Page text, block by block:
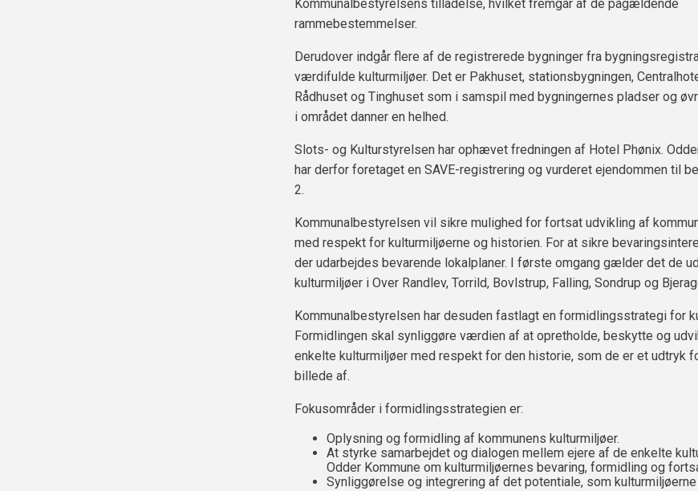
Kommunalbestyrelsens tilladelse, hvilket fremgår af de pågældende
rammebestemmelser.
Derudover indgår flere af de registrerede bygninger fra
værdifulde kulturmiljøer. Det er Pakhuset, stationsbygningen,
Rådhuset og Tinghuset som i samspil med bygningernes pladser og
i området danner en helhed.
Slots- og Kulturstyrelsen har ophævet fredningen af Hotel Phønix.
har derfor foretaget en SAVE-registrering og vurderet ejendommen til
2.
Kommunalbestyrelsen vil sikre mulighed for fortsat udvikling af
med respekt for kulturmiljøerne og historien. For at sikre
der udarbejdes bevarende lokalplaner. I første omgang gælder det de
kulturmiljøer i Over Randlev, Torrild, Bovlstrup, Falling, Sondrup og
Kommunalbestyrelsen har desuden fastlagt en formidlingsstrategi for
Formidlingen skal synliggøre værdien af at opretholde, beskytte og
enkelte kulturmiljøer med respekt for den historie, som de er et udtryk
billede af.
Fokusområder i formidlingsstrategien er:
Oplysning og formidling af kommunens kulturmiljøer.
At styrke samarbejdet og dialogen mellem ejere af de enkelte
Odder Kommune om kulturmiljøernes bevaring, formidling og
Synliggørelse og integrering af det potentiale, som